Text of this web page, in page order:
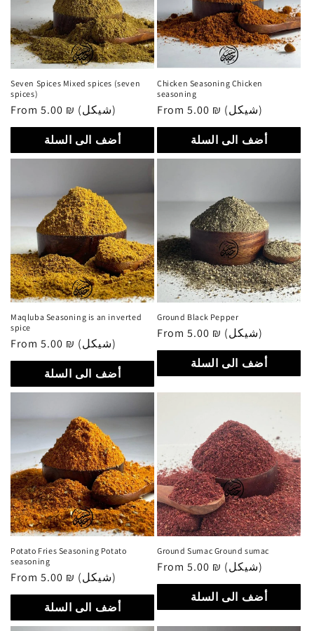
Seven Spices Mixed spices (seven
spices)
Regular
price
From 5.00 ₪ (شيكل)
أضف الى السلة
Chicken Seasoning Chicken
seasoning
Regular
price
From 5.00 ₪ (شيكل)
أضف الى السلة
Maqluba Seasoning is an inverted
spice
Regular
price
From 5.00 ₪ (شيكل)
أضف الى السلة
Ground Black Pepper
Regular
price
From 5.00 ₪ (شيكل)
أضف الى السلة
Potato Fries Seasoning Potato
seasoning
Regular
price
From 5.00 ₪ (شيكل)
أضف الى السلة
Ground Sumac Ground sumac
Regular
price
From 5.00 ₪ (شيكل)
أضف الى السلة